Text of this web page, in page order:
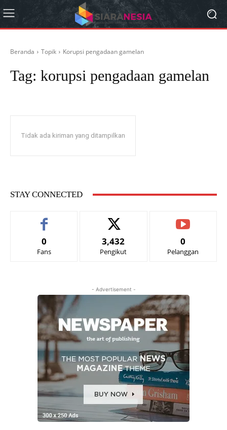
Beranda Topik Korupsi pengadaan gamelan
Tag: korupsi pengadaan gamelan
Tidak ada kiriman yang ditampilkan
STAY CONNECTED
0
Fans
3,432
Pengikut
0
Pelanggan
- Advertisement -